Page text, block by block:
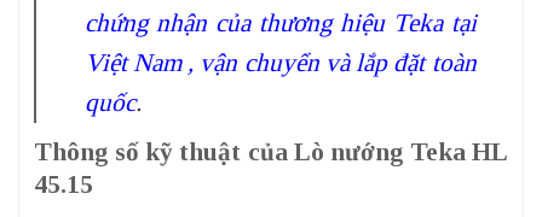
chứng nhận của thương hiệu Teka tại
Việt Nam , vận chuyển và lắp đặt toàn
quốc.
Thông số kỹ thuật của Lò nướng Teka HL
45.15